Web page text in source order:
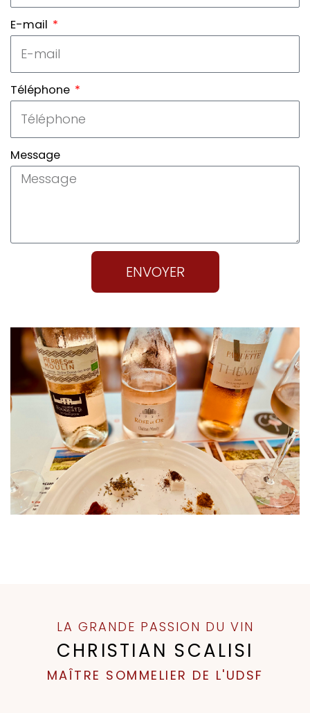
E-mail
Téléphone
Message
ENVOYER
LA GRANDE PASSION DU VIN
CHRISTIAN SCALISI
MAÎTRE SOMMELIER DE L'UDSF